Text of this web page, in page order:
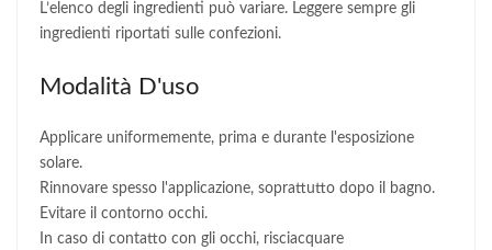
L’elenco degli ingredienti può variare. Leggere sempre gli
ingredienti riportati sulle confezioni.
Modalità D'uso
Applicare uniformemente, prima e durante l'esposizione
solare.
Rinnovare spesso l'applicazione, soprattutto dopo il bagno.
Evitare il contorno occhi.
In caso di contatto con gli occhi, risciacquare